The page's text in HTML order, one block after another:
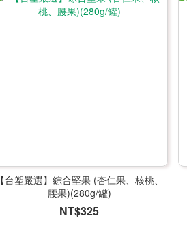
【台塑嚴選】綜合堅果 (杏仁果、核桃、
腰果)(280g/罐)
NT$325